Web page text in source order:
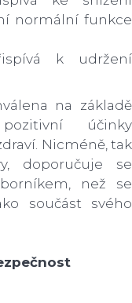
normální funkce
k udržení
na základě
účinky
Nicméně, tak
doporučuje se
než se
součást svého